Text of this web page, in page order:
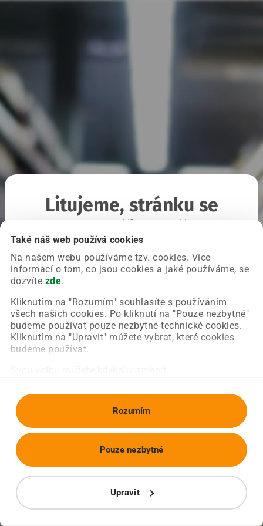
Také náš web používá cookies
Na našem webu používáme tzv. cookies. Více
informací o tom, co jsou cookies a jaké používáme, se
dozvíte zde.
Kliknutím na "Rozumím" souhlasíte s používáním
všech našich cookies. Po kliknutí na "Pouze nezbytné"
budeme používat pouze nezbytné technické cookies.
Kliknutím na "Upravit" můžete vybrat, které cookies
budeme používat.
Rozumím
Upravit
Pouze nezbytné
Litujeme, stránku se
Chyba nastala na naší straně a už ji opravujeme.
Zkuste prosím znovu načíst požadovanou stránku.
Obnovit stránku Úvodní strana